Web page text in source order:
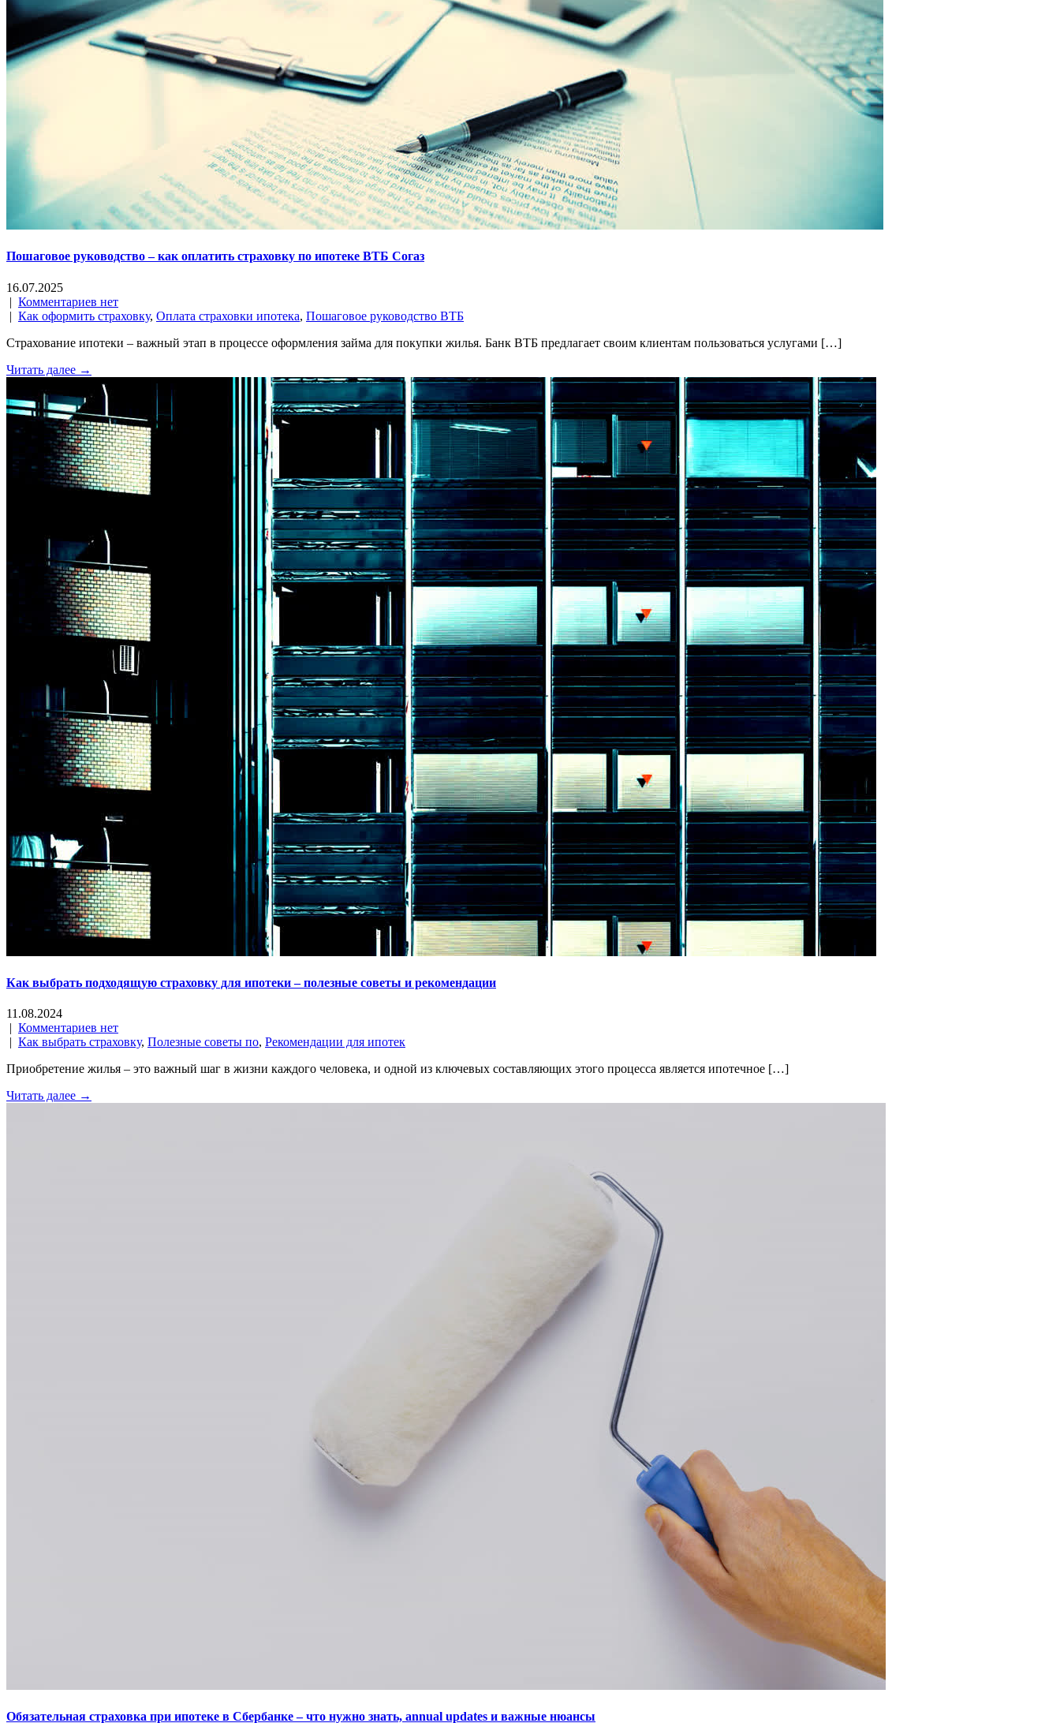
Пошаговое руководство – как оплатить страховку по ипотеке ВТБ Согаз
16.07.2025
| Комментариев нет
| Как оформить страховку, Оплата страховки ипотека, Пошаговое руководство ВТБ
Страхование ипотеки – важный этап в процессе оформления займа для покупки жилья. Банк ВТБ предлагает своим клиентам пользоваться услугами […]
Читать далее →
Как выбрать подходящую страховку для ипотеки – полезные советы и рекомендации
11.08.2024
| Комментариев нет
| Как выбрать страховку, Полезные советы по, Рекомендации для ипотек
Приобретение жилья – это важный шаг в жизни каждого человека, и одной из ключевых составляющих этого процесса является ипотечное […]
Читать далее →
Обязательная страховка при ипотеке в Сбербанке – что нужно знать, annual updates и важные нюансы